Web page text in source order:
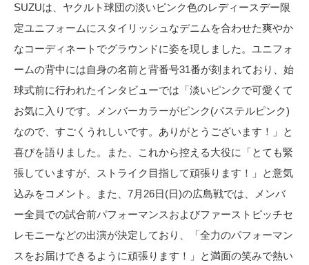
SUZUは、ヤクルト球団の淡いピンク色のレディースデー限
定ユニフォームにスタイリッシュなデニムを合わせた爽やか
なコーディネートでグラウンドに姿を現しました。ユニフォ
ームの背中には自身の名前と背番号31番が刻まれており、始
球式前に行われたインタビューでは「淡いピンクで可愛くて
お気に入りです。メンバーカラーがピンク(パステルピンク)
なので、すごくうれしいです。ありがとうございます！」と
喜びを語りました。また、これから控える大役に「とても緊
張していますが、ストライク目指して頑張ります！」と意気
込みをコメント。また、7月26日(日)の広島戦では、メンバ
ー全員での試合前パフォーマンスおよびファーストピッチセ
レモニーなどの出演が決定しており、「全力のパフォーマン
スをお届けできるように頑張ります！」と満面の笑みで熱い